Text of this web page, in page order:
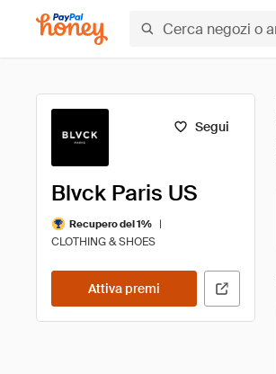
Segui
Blvck Paris US
Recupero del 1%
|
CLOTHING & SHOES
Attiva premi